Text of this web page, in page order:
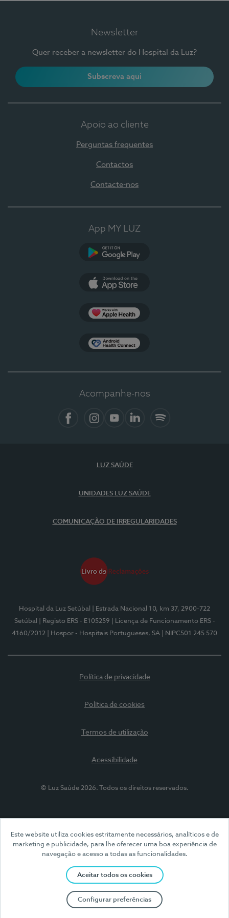
Este website utiliza cookies estritamente necessários, analíticos e de
marketing e publicidade, para lhe oferecer uma boa experiência de
navegação e acesso a todas as funcionalidades.
Aceitar todos os cookies
Configurar preferências
Newsletter
Quer receber a newsletter do Hospital da Luz?
Subscreva aqui
Apoio ao cliente
Perguntas frequentes
Contactos
Contacte-nos
App MY LUZ
Acompanhe-nos
LUZ SAÚDE
UNIDADES LUZ SAÚDE
COMUNICAÇÃO DE IRREGULARIDADES
Hospital da Luz Setúbal
| Estrada Nacional 10, km 37, 2900-722
Setúbal
| Registo ERS - E105259
| Licença de Funcionamento ERS -
4160/2012
| Hospor - Hospitais Portugueses, SA | NIPC501 245 570
Política de privacidade
Política de cookies
Termos de utilização
Acessibilidade
© Luz Saúde 2026. Todos os direitos reservados.